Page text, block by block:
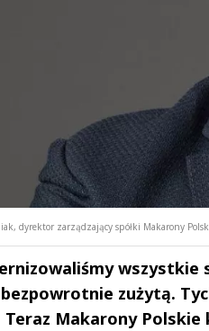
dyrektor zarządzający spółki Makarony
wszystkie
zużytą.
Teraz Makarony Polskie